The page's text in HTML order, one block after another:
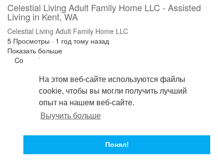
На этом веб-сайте используются файлы
cookie, чтобы вы могли получить лучший
опыт на нашем веб-сайте.
Выучить больше
Понял!
Celestial Living Adult Family Home LLC - Assisted
Living in Kent, WA
Celestial Living Adult Family Home LLC
5 Просмотры · 1 год тому назад
Показать больше
Copyright © 2026 . Все права защищены.
политика конфиденциальности
О нас
Свяжитесь с нами
язык